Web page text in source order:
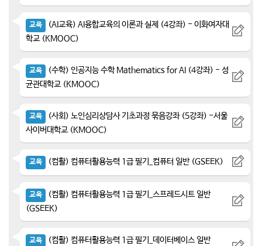
교육
(AI교육) AI융합교육의 이론과 실제 (4강좌) - 이화여자대
학교 (KMOOC)
교육
(수학) 인공지능 수학 Mathematics for AI (4강좌) - 성
균관대학교 (KMOOC)
교육
(사회) 노인심리상담사 기초과정 묶음강좌 (5강좌) -서울
사이버대학교 (KMOOC)
교육 (컴활) 컴퓨터활용능력 1급 필기_컴퓨터 일반 (GSEEK)
교육
(컴활) 컴퓨터활용능력 1급 필기_스프레드시트 일반
(GSEEK)
교육
(컴활) 컴퓨터활용능력 1급 필기_데이터베이스 일반